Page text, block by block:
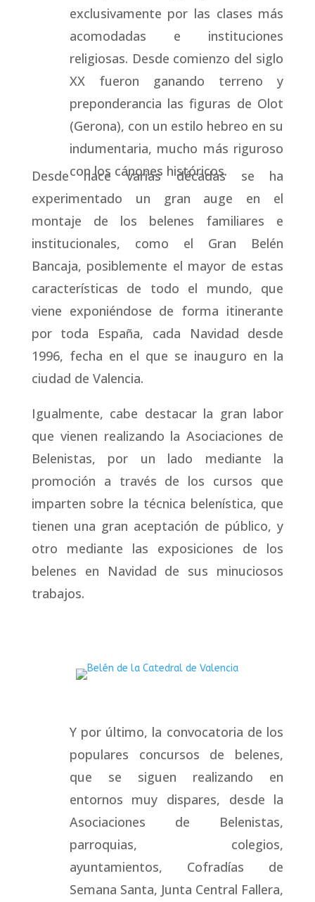
exclusivamente por las clases más
acomodadas e instituciones
religiosas. Desde comienzo del siglo
XX fueron ganando terreno y
preponderancia las figuras de Olot
(Gerona), con un estilo hebreo en su
indumentaria, mucho más riguroso
con los cánones históricos.
Desde hace varias décadas se ha
experimentado un gran auge en el
montaje de los belenes familiares e
institucionales, como el Gran Belén
Bancaja, posiblemente el mayor de estas
características de todo el mundo, que
viene exponiéndose de forma itinerante
por toda España, cada Navidad desde
1996, fecha en el que se inauguro en la
ciudad de Valencia.
Igualmente, cabe destacar la gran labor
que vienen realizando la Asociaciones de
Belenistas, por un lado mediante la
promoción a través de los cursos que
imparten sobre la técnica belenística, que
tienen una gran aceptación de público, y
otro mediante las exposiciones de los
belenes en Navidad de sus minuciosos
trabajos.
Y por último, la convocatoria de los
populares concursos de belenes,
que se siguen realizando en
entornos muy dispares, desde la
Asociaciones de Belenistas,
parroquias, colegios,
ayuntamientos, Cofradías de
Semana Santa, Junta Central Fallera,